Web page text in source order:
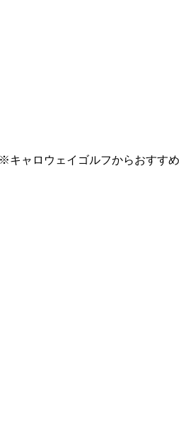
ャロウェイゴルフからおすす